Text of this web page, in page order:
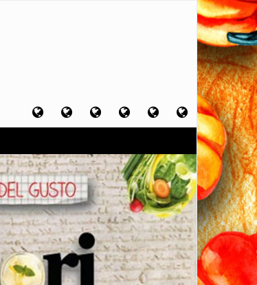
Home Chi
sono
Artigiani
del
Viaggi
del
Filosofia
del
Contatti